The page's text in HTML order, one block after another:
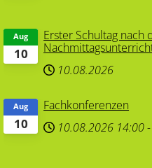
10
Aug
Erster Schultag nach
10.08.2026
10
Aug
Fachkonferenzen
10.08.2026 14:00-